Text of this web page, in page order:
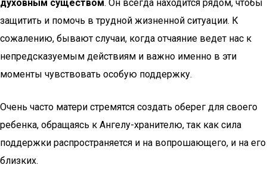
духовным существом. Он всегда находится рядом, чтобы
защитить и помочь в трудной жизненной ситуации. К
сожалению, бывают случаи, когда отчаяние ведет нас к
непредсказуемым действиям и важно именно в эти
моменты чувствовать особую поддержку.
Очень часто матери стремятся создать оберег для своего
ребенка, обращаясь к Ангелу-хранителю, так как сила
поддержки распространяется и на вопрошающего, и на его
близких.